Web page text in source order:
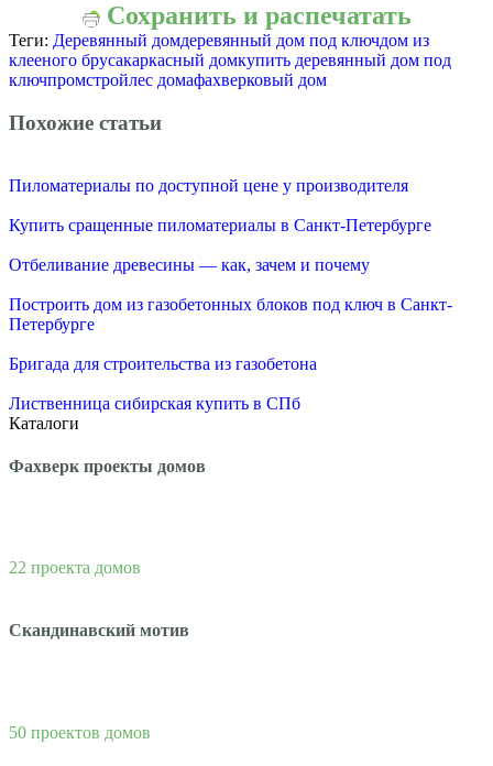
Сохранить и распечатать
Теги: Деревянный домдеревянный дом под ключдом из
клееного брусакаркасный домкупить деревянный дом под
ключпромстройлес домафахверковый дом
Похожие статьи
Пиломатериалы по доступной цене у производителя
Купить сращенные пиломатериалы в Санкт-Петербурге
Отбеливание древесины — как, зачем и почему
Построить дом из газобетонных блоков под ключ в Санкт-
Петербурге
Бригада для строительства из газобетона
Лиственница сибирская купить в СПб
Каталоги
Фахверк проекты домов
22 проекта домов
Скандинавский мотив
50 проектов домов